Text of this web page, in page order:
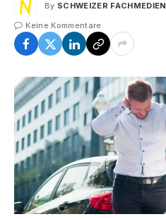
By SCHWEIZER FACHMEDIEN
Keine Kommentare